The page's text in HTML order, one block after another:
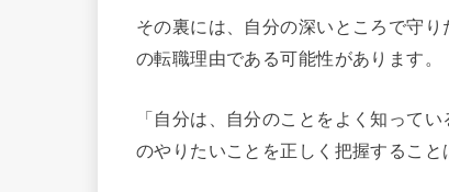
その裏には、自分の深いところで守
の転職理由である可能性があります。
「自分は、自分のことをよく知って
のやりたいことを正しく把握すること